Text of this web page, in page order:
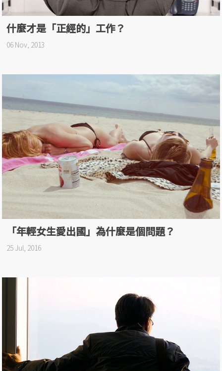
什麼才是「正經的」工作？
06 Nov, 2013
「年輕女生愛出國」為什麼是個問題？
25 Jul, 2016